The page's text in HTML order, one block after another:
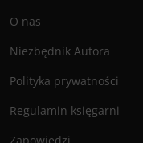
O nas
Niezbędnik Autora
Polityka prywatności
Regulamin księgarni